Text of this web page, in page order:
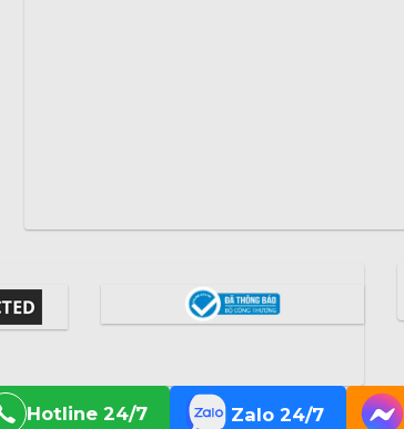
Hotline 24/7 Zalo 24/7